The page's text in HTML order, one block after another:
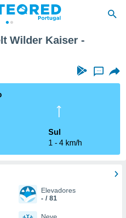
Wilder Kaiser -
...
Sul
1
4 km/h
Elevadores
- / 81